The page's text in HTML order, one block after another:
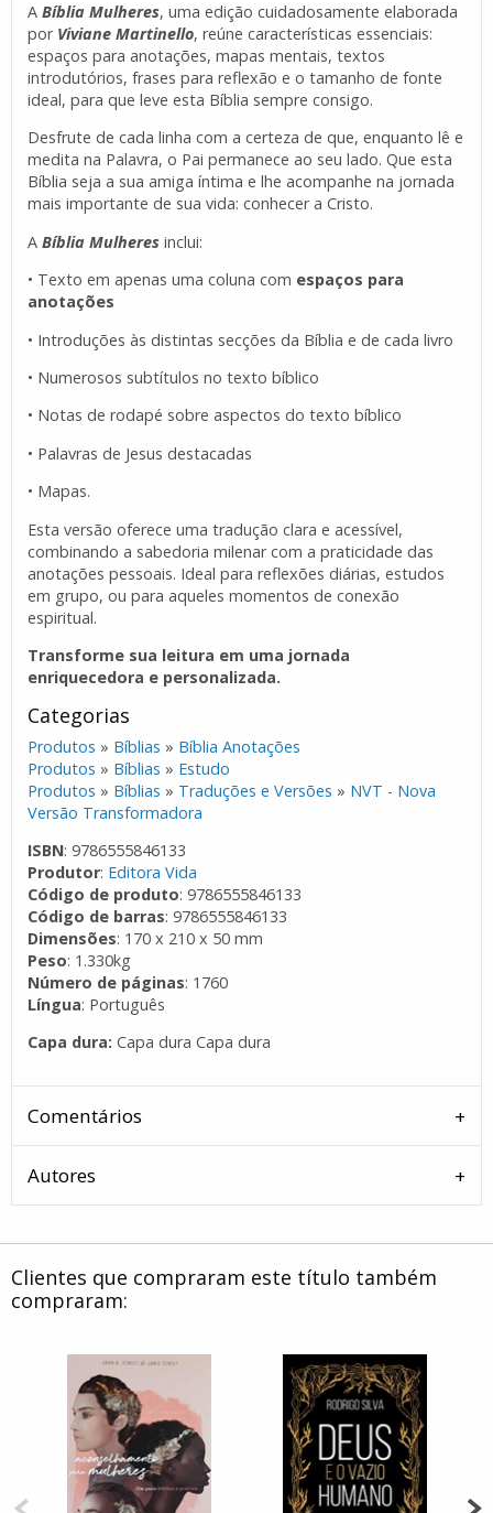
ABíblia Mulheres, uma edição cuidadosamente elaborada
por Viviane Martinello, reúne características essenciais:
espaços para anotações, mapas mentais, textos
introdutórios, frases para reflexão e o tamanho de fonte
ideal, para que leve esta Bíblia sempre consigo.
Desfrute de cada linha com a certeza de que, enquanto lê e
medita na Palavra, o Pai permanece ao seu lado. Que esta
Bíblia seja a sua amiga íntima e lhe acompanhe na jornada
mais importante de sua vida: conhecer a Cristo.
A Bíblia Mulheres inclui:
• Texto em apenas uma coluna com espaços para
anotações
• Introduções às distintas secções da Bíblia e de cada livro
• Numerosos subtítulos no texto bíblico
• Notas de rodapé sobre aspectos do texto bíblico
• Palavras de Jesus destacadas
• Mapas.
Esta versão oferece uma tradução clara e acessível,
combinando a sabedoria milenar com a praticidade das
anotações pessoais. Ideal para reflexões diárias, estudos
em grupo, ou para aqueles momentos de conexão
espiritual.
Transforme sua leitura em uma jornada
enriquecedora e personalizada.
Categorias
Produtos » Bíblias » Bíblia Anotações
Produtos » Bíblias » Estudo
Produtos » Bíblias » Traduções e Versões » NVT - Nova
Versão Transformadora
ISBN: 9786555846133
Produtor: Editora Vida
Código de produto: 9786555846133
Código de barras: 9786555846133
Dimensões: 170 x 210 x 50 mm
Peso: 1.330kg
Número de páginas: 1760
Língua: Português
Capa dura: Capa dura Capa dura
Comentários
Autores
Clientes que compraram este título também
compraram: